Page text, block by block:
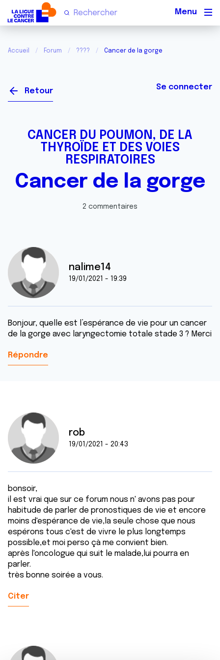
Accueil Forum ???? Cancer de la gorge
Retour Se connecter
CANCER DU POUMON, DE LA
THYROÏDE ET DES VOIES
RESPIRATOIRES
Cancer de la gorge
2 commentaires
nalime14
19/01/2021 - 19:39
Bonjour, quelle est l’espérance de vie pour un cancer
de la gorge avec laryngectomie totale stade 3 ? Merci
Répondre
rob
19/01/2021 - 20:43
bonsoir,
il est vrai que sur ce forum nous n' avons pas pour
habitude de parler de pronostiques de vie et encore
moins d'espérance de vie,la seule chose que nous
espérons tous c'est de vivre le plus longtemps
possible,et moi perso çà me convient bien.
après l'oncologue qui suit le malade,lui pourra en
parler.
très bonne soirée a vous.
Citer